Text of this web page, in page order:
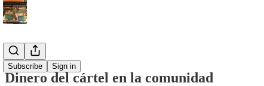
Subscribe Sign in
Español
Dinero del cártel en la comunidad